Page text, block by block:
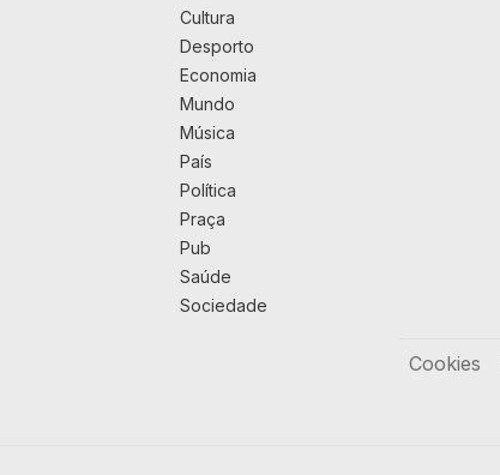
Cultura
Desporto
Economia
Mundo
Música
País
Política
Praça
Pub
Saúde
Sociedade
Cookies